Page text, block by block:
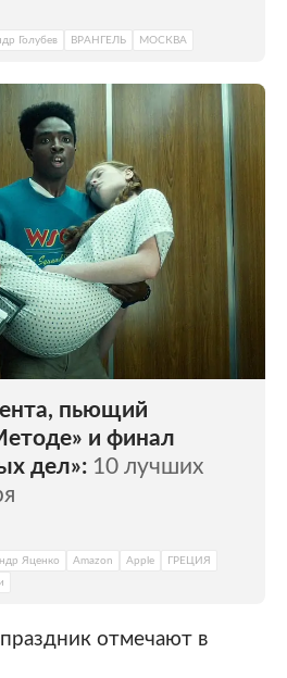
Голубев ВРАНГЕЛЬ МОСКВА
пьющий
и финал
дел»: 10 лучших
Яценко Amazon Apple
ГРЕЦИЯ
отмечают в